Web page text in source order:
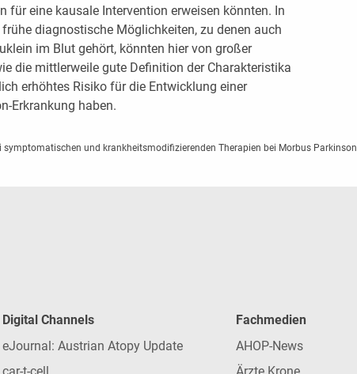
für eine kausale Intervention erweisen könnten. In
diagnostische Möglichkeiten, zu denen auch
im Blut gehört, könnten hier von großer
die mittlerweile gute Definition der Charakteristika
erhöhtes Risiko für die Entwicklung einer
Erkrankung haben.
symptomatischen und krankheitsmodifizierenden Therapien bei Morbus Parkinson
Digital Channels
eJournal: Austrian Atopy Update
car-t-cell
Fachmedien
AHOP-News
Ärzte Krone